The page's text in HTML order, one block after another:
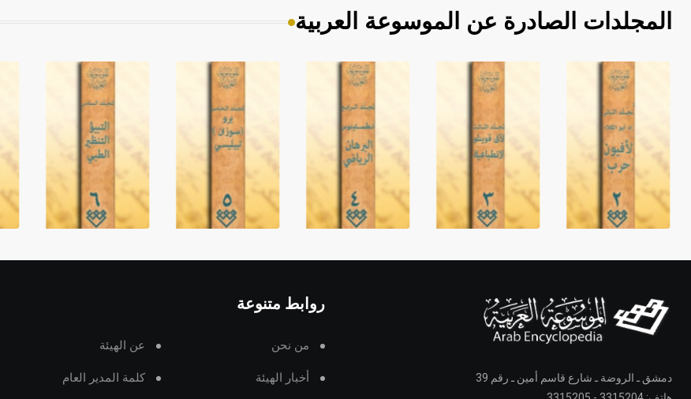
المجلدات الصادرة عن الموسوعة العربية
دمشق ـ الروضة ـ شارع قاسم أمين ـ رقم 39
روابط متنوعة
من نحن عن الهيئة
أخبار الهيئة كلمة المدير العام